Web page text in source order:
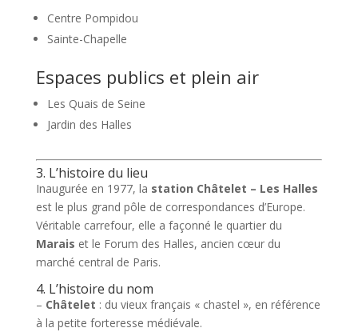
Centre Pompidou
Sainte-Chapelle
Espaces publics et plein air
Les Quais de Seine
Jardin des Halles
3. L’histoire du lieu
Inaugurée en 1977, la station Châtelet – Les Halles
est le plus grand pôle de correspondances d’Europe.
Véritable carrefour, elle a façonné le quartier du
Marais et le Forum des Halles, ancien cœur du
marché central de Paris.
4. L’histoire du nom
– Châtelet : du vieux français « chastel », en référence
à la petite forteresse médiévale.